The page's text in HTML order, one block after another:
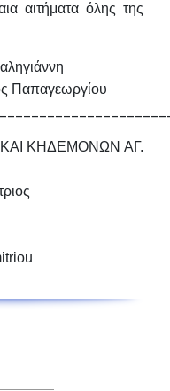
αιτήματα όλης της
Παπαγεωργίου
ΚΗΔΕΜΟΝΩΝ ΑΓ.